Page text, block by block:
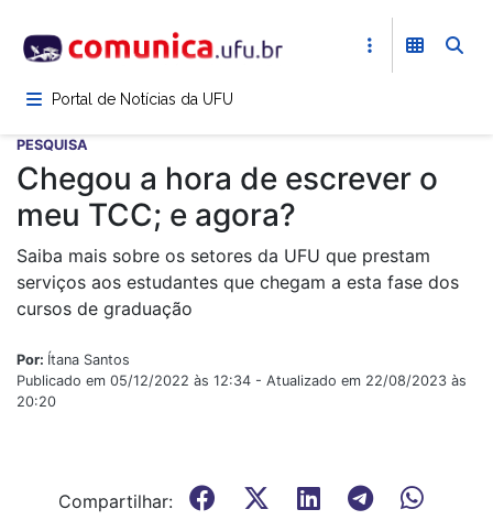
para
conteúdoPortal de Notícias da UFU
PESQUISA
Chegou a hora de escrever o
meu TCC; e agora?
Saiba mais sobre os setores da UFU que prestam
serviços aos estudantes que chegam a esta fase dos
cursos de graduação
Por: Ítana Santos
Publicado em 05/12/2022 às 12:34 - Atualizado em 22/08/2023 às
20:20
Compartilhar: